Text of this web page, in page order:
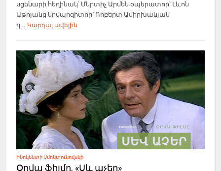
սցենարի հեղինակ՝ Մկրտիչ Արմեն օպերատոր՝ Լևոն
Աթոյանց կոմպոզիտոր՝ Ռոբերտ Ամիրխանյան
դ... Կարդալ ավելին
Ինոկենտի Սմոկտունովսկի
Օրվա ֆիլմը. «Սև աչեր»